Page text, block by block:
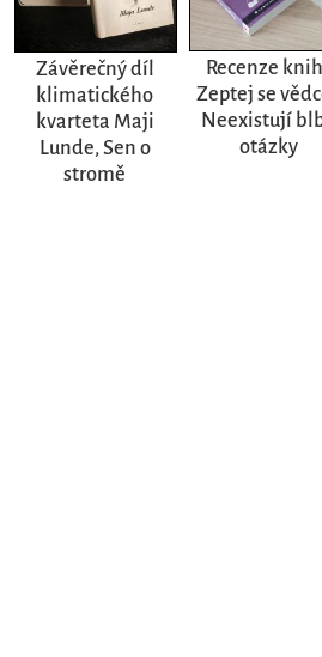
Závěrečný díl
klimatického
kvarteta Maji
Lunde, Sen o
stromě
Recenze
Zeptej se
Neexistují
otázky